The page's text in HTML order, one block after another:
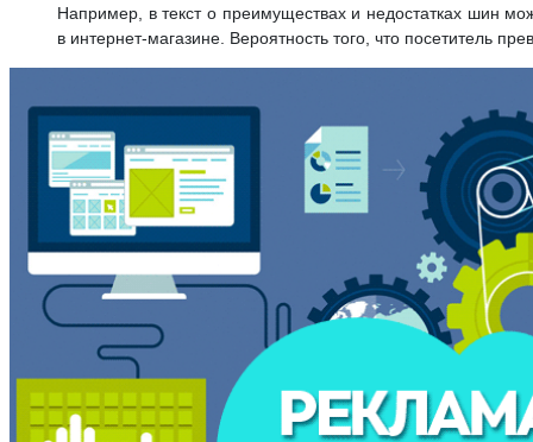
Например, в текст о преимуществах и недостатках шин
в интернет-магазине. Вероятность того, что посетитель